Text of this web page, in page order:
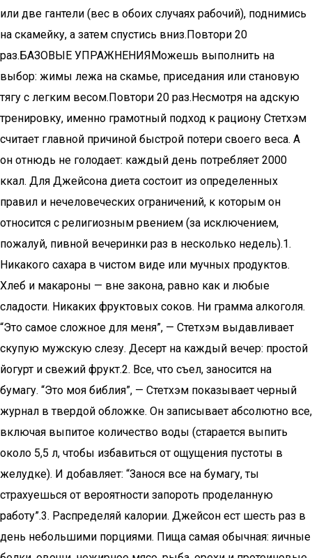
или две гантели (вес в обоих случаях рабочий), поднимись
на скамейку, а затем спустись вниз.Повтори 20
раз.БАЗОВЫЕ УПРАЖНЕНИЯМожешь выполнить на
выбор: жимы лежа на скамье, приседания или становую
тягу с легким весом.Повтори 20 раз.Несмотря на адскую
тренировку, именно грамотный подход к рациону Стетхэм
считает главной причиной быстрой потери своего веса. А
он отнюдь не голодает: каждый день потребляет 2000
ккал. Для Джейсона диета состоит из определенных
правил и нечеловеческих ограничений, к которым он
относится с религиозным рвением (за исключением,
пожалуй, пивной вечеринки раз в несколько недель).1.
Никакого сахара в чистом виде или мучных продуктов.
Хлеб и макароны — вне закона, равно как и любые
сладости. Никаких фруктовых соков. Ни грамма алкоголя.
“Это самое сложное для меня”, — Стетхэм выдавливает
скупую мужскую слезу. Десерт на каждый вечер: простой
йогурт и свежий фрукт.2. Все, что съел, заносится на
бумагу. “Это моя библия”, — Стетхэм показывает черный
журнал в твердой обложке. Он записывает абсолютно все,
включая выпитое количество воды (старается выпить
около 5,5 л, чтобы избавиться от ощущения пустоты в
желудке). И добавляет: “Занося все на бумагу, ты
страхуешься от вероятности запороть проделанную
работу”.3. Распределяй калории. Джейсон ест шесть раз в
день небольшими порциями. Пища самая обычная: яичные